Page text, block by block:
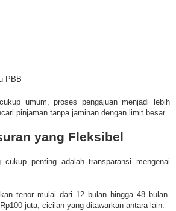
PBB
umum, proses pengajuan menjadi lebih
pinjaman tanpa jaminan dengan limit besar.
yang Fleksibel
penting adalah transparansi mengenai
tenor mulai dari 12 bulan hingga 48 bulan.
juta, cicilan yang ditawarkan antara lain: